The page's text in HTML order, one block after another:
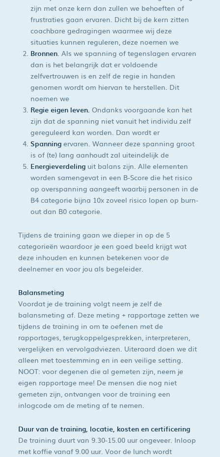
zijn met onze kern dan zullen we behoeften of
frustraties gaan ervaren. Dicht bij de kern zitten
coachbare gedragingen waarmee wij deze
situaties kunnen reguleren, deze noemen we
Bronnen . Als we spanning of tegenslagen ervaren
dan is het belangrijk dat er voldoende
zelfvertrouwen is en zelf de regie in handen
genomen wordt om hiervan te herstellen. Dit
noemen we
Regie eigen leven.Ondanks voorgaande kan het
zijn dat de spanning niet vanuit het individu zelf
gereguleerd kan worden. Dan wordt er
Spanning ervaren. Wanneer deze spanning groot
is of (te) lang aanhoudt zal uiteindelijk de
Energieverdeling uit balans zijn. Alle elementen
worden samengevat in een B-Score die het risico
op overspanning aangeeft waarbij personen in de
B4 categorie bijna 10x zoveel risico lopen op burn-
out dan B0 categorie.
Tijdens de training gaan we dieper in op de 5
categorieën waardoor je een goed beeld krijgt wat
deze inhouden en kunnen betekenen voor de
deelnemer en voor jou als begeleider.
Balansmeting
Voordat je de training volgt neem je zelf de
balansmeting af. Deze meting + rapportage zetten we
tijdens de training in om te oefenen met de
rapportages, terugkoppelgesprekken, interpreteren,
vergelijken en vervolgadviezen. Uiteraard doen we dit
alleen met toestemming en in een veilige setting.
NOOT: voor degenen die al gemeten zijn, neem je
eigen rapportage mee! De mensen die nog niet
gemeten zijn, ontvangen voor de training een
inlogcode om de meting af te nemen.
Duur van de training, locatie, kosten en certificering
De training duurt van 9.30-15.00 uur ongeveer. Inloop
met koffie vanaf 9.00 uur. Voor de lunch wordt